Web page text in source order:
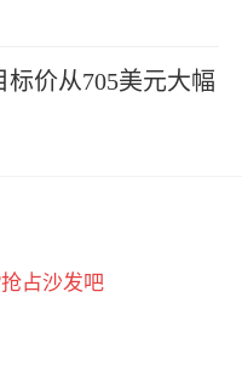
价从705美元大幅
占沙发吧